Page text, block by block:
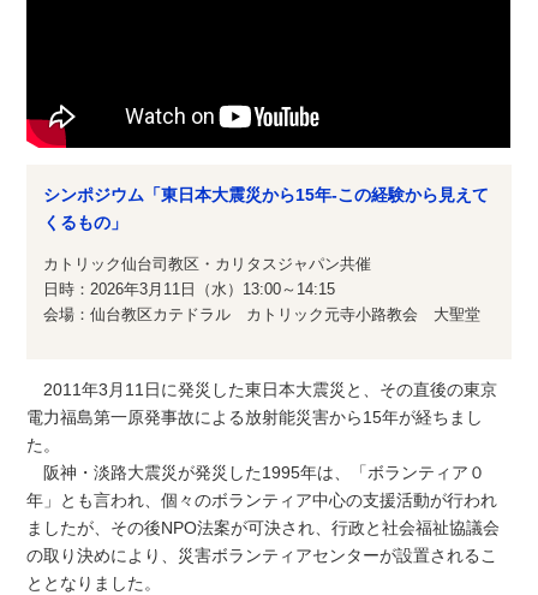
シンポジウム「東日本大震災から15年-この経験から見えて
くるもの」
カトリック仙台司教区・カリタスジャパン共催
日時：2026年3月11日（水）13:00～14:15
会場：仙台教区カテドラル カトリック元寺小路教会 大聖堂
2011年3月11日に発災した東日本大震災と、その直後の東京
電力福島第一原発事故による放射能災害から15年が経ちまし
た。
阪神・淡路大震災が発災した1995年は、「ボランティア０
年」とも言われ、個々のボランティア中心の支援活動が行われ
ましたが、その後NPO法案が可決され、行政と社会福祉協議会
の取り決めにより、災害ボランティアセンターが設置されるこ
ととなりました。